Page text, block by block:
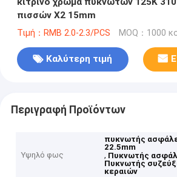
πισσών X2 15mm
Τιμή：RMB 2.0-2.3/PCS MOQ：1000
Καλύτερη τιμή
Περιγραφή Προϊόντων
Υψηλό φως
πυκνωτής
22.5mm
, Πυκνωτής
Πυκνωτής
κεραιών